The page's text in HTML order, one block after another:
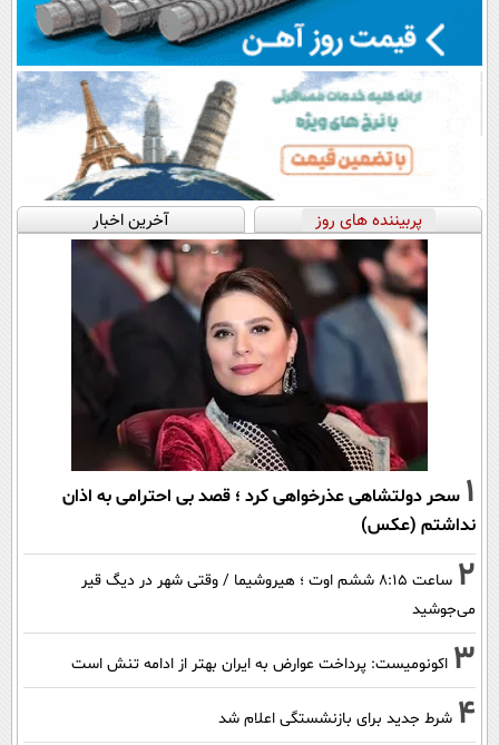
پربیننده های روز آخرین اخبار
1 سحر دولتشاهی عذرخواهی کرد ؛ قصد بی احترامی به اذان
نداشتم (عکس)
2
ساعت ۸:۱۵ ششم اوت ؛ هیروشیما / وقتی شهر در دیگ قیر
می‌جوشید
3 اکونومیست: پرداخت عوارض به ایران بهتر از ادامه تنش است
4 شرط جدید برای بازنشستگی اعلام شد